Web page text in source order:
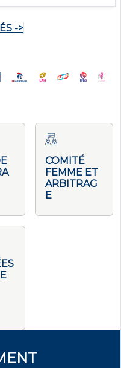
->
COMITÉ
FEMME ET
ARBITRAG
E